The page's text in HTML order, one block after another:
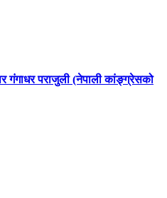
गंगाधर पराजुली (नेपाली कांङ्ग्रेसको